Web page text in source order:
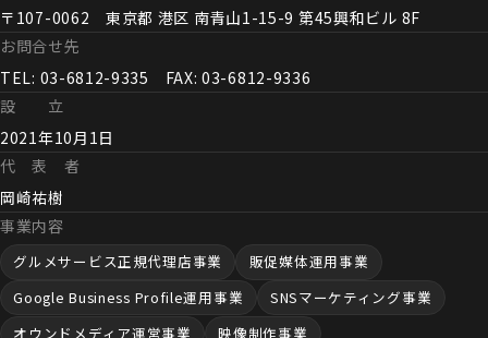
〒107-0062 東京都 港区 南青山1-15-9 第45興和ビル 8F
お問合せ先
TEL: 03-6812-9335 FAX: 03-6812-9336
設 立
2021年10月1日
代 表 者
岡崎祐樹
事業内容
グルメサービス正規代理店事業
販促媒体運用事業
Google Business Profile運用事業
SNSマーケティング事業
オウンドメディア運営事業
映像制作事業